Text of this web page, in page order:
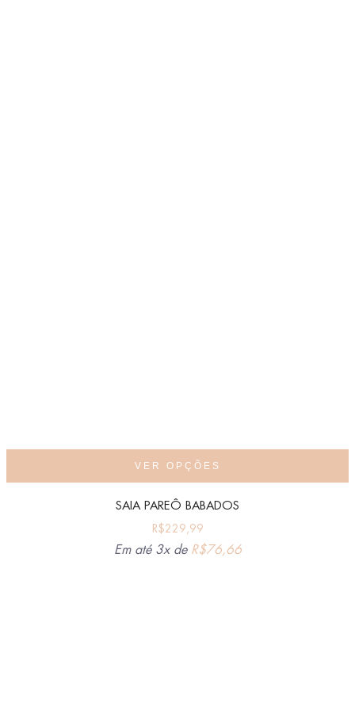
VER OPÇÕES
SAIA PAREÔ BABADOS
R$229,99
Em até 3x de R$76,66